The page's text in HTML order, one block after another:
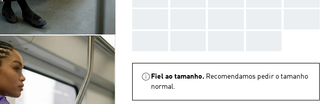
Fiel ao tamanho. Recomendamos pedir o tamanho
normal.